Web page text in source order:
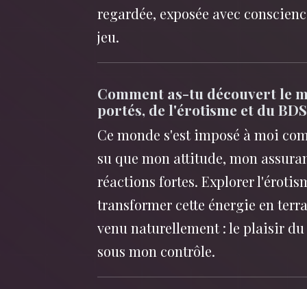
regardée, exposée avec
jeu.
Comment as-tu découvert le
portés, de l'érotisme et du
Ce monde s'est imposé à moi
su que mon attitude, mon
réactions fortes. Explorer
transformer cette énergie en
venu naturellement : le plaisir
sous mon contrôle.